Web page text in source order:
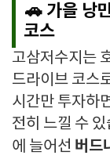
🚗 가을 낭
코스
고삼저수지는
드라이브 코스
시간만 투자하
전히 느낄 수
에 늘어선 버드